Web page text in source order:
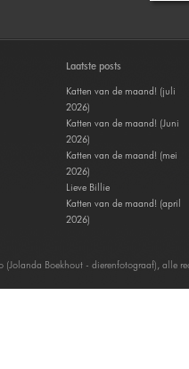
Laatste posts
Katten van de maand! (juli
2026)
Katten van de maand! (Juni
2026)
Katten van de maand! (mei
2026)
Lieve Billie
Katten van de maand! (april
2026)
Boekhout - dierenfotograaf), alle